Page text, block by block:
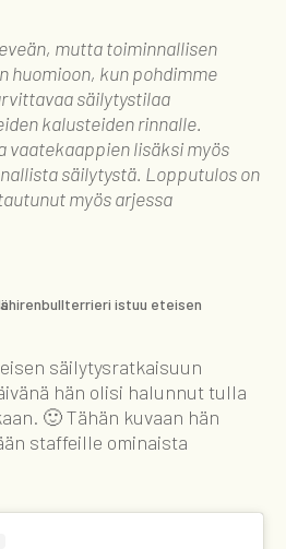
mutta toiminnallisen
huomioon, kun pohdimme
säilytystilaa
kalusteiden rinnalle.
vaatekaappien lisäksi myös
säilytystä. Lopputulos on
myös arjessa
säilytysratkaisuun
hän olisi halunnut tulla
🙂 Tähän kuvaan hän
staffeille ominaista